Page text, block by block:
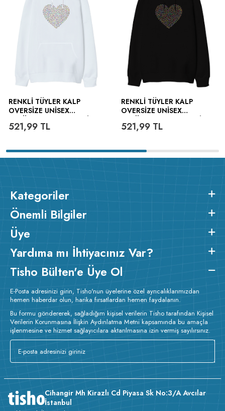
RENKLI TÜYLER KALP
OVERSIZE UNISEX
521,99 TL
RENKLI TÜYLER KALP
OVERSIZE UNISEX
521,99TL
Kategoriler
Önemli Bilgiler
Üye
Yardıma mı İhtiyacınız Var?
Tisho Bülten'e Üye Ol
E-Posta adresinizi girin, Tisho'nun üyelerine özel ayrıcalıklarımızdan
hemen haberdar olun, harika fırsatlardan hemen faydalanın.
Bu formu göndererek, sağladığım kişisel verilerin Tisho tarafından Kişisel
Verilerin Korunmasına İlişkin Aydınlatma Metni kapsamında bu amaçla
işlenmesine ve hizmet sağlayıcılara aktarılmasına izin vermiş sayılırsınız.
Cihangir Mh Kirazlı Cd Piyasa Sk No:3/A Avcılar
İstanbul